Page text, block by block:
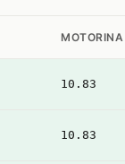
MOTORINA
10.83
10.83